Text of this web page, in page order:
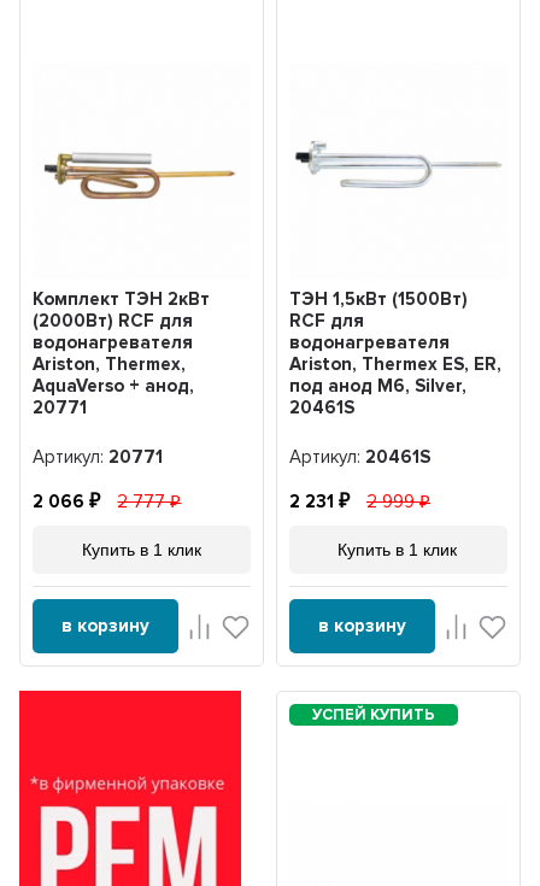
Комплект ТЭН 2кВт
(2000Вт) RCF для
водонагревателя
Ariston, Thermex,
AquaVerso + анод,
20771
Артикул: 20771
2 066 2 777
Купить в 1 клик
в корзину
ТЭН 1,5кВт (1500Вт)
RCF для
водонагревателя
Ariston, Thermex ES, ER,
под анод М6, Silver,
20461S
Артикул: 20461S
2 231 2 999
Купить в 1 клик
в корзину